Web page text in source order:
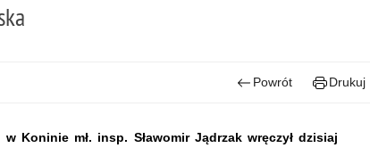
Powrót Drukuj
Koninie mł. insp. Sławomir Jądrzak wręczył dzisiaj